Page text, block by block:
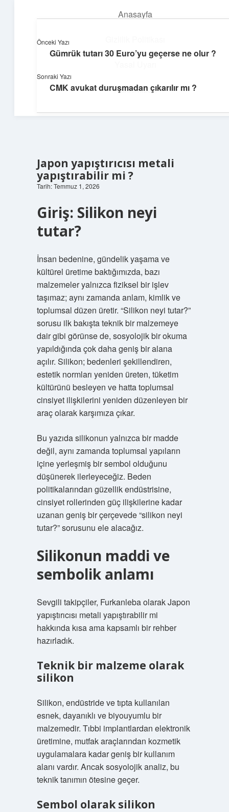
Anasayfa
Hakkımızda
Günlük Notlar
Günlük yaşama tat katan küçük bilgiler.
Japon yapıştırıcısı metali
yapıştırabilir mi ?
Tarih: Temmuz 1, 2026
Giriş: Silikon neyi
tutar?
İnsan bedenine, gündelik yaşama ve
kültürel üretime baktığımızda, bazı
malzemeler yalnızca fiziksel bir işlev
taşımaz; aynı zamanda anlam, kimlik ve
toplumsal düzen üretir. “Silikon neyi tutar?”
sorusu ilk bakışta teknik bir malzemeye
dair gibi görünse de, sosyolojik bir okuma
yapıldığında çok daha geniş bir alana
açılır. Silikon; bedenleri şekillendiren,
estetik normları yeniden üreten, tüketim
kültürünü besleyen ve hatta toplumsal
cinsiyet ilişkilerini yeniden düzenleyen bir
araç olarak karşımıza çıkar.
Bu yazıda silikonun yalnızca bir madde
değil, aynı zamanda toplumsal yapıların
içine yerleşmiş bir sembol olduğunu
düşünerek ilerleyeceğiz. Beden
politikalarından güzellik endüstrisine,
cinsiyet rollerinden güç ilişkilerine kadar
uzanan geniş bir çerçevede “silikon neyi
tutar?” sorusunu ele alacağız.
Silikonun maddi ve
sembolik anlamı
Sevgili takipçiler, Furkanleba olarak Japon
yapıştırıcısı metali yapıştırabilir mi
hakkında kısa ama kapsamlı bir rehber
hazırladık.
Teknik bir malzeme olarak
silikon
Silikon, endüstride ve tıpta kullanılan
esnek, dayanıklı ve biyouyumlu bir
malzemedir. Tıbbi implantlardan elektronik
üretimine, mutfak araçlarından kozmetik
uygulamalara kadar geniş bir kullanım
alanı vardır. Ancak sosyolojik analiz, bu
teknik tanımın ötesine geçer.
Sembol olarak silikon
Önceki Yazı
Gümrük tutarı 30 Euro’yu geçerse ne olur ?
Sonraki Yazı
CMK avukat duruşmadan çıkarılır mı ?